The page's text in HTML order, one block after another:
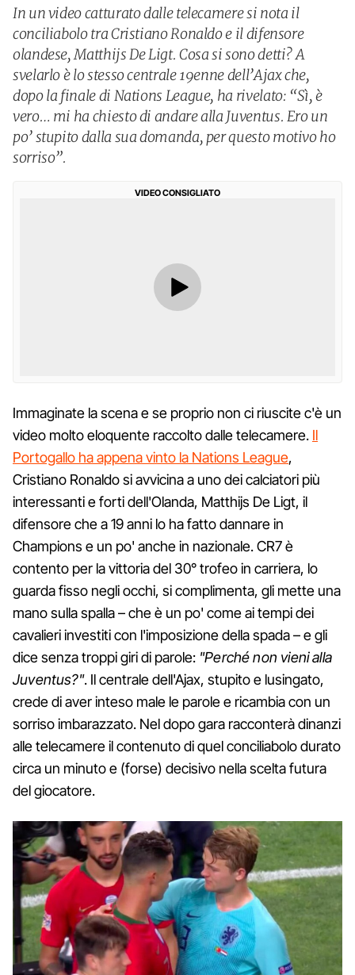
In un video catturato dalle telecamere si nota il
conciliabolo tra Cristiano Ronaldo e il difensore
olandese, Matthijs De Ligt. Cosa si sono detti? A
svelarlo è lo stesso centrale 19enne dell’Ajax che,
dopo la finale di Nations League, ha rivelato: “Sì, è
vero… mi ha chiesto di andare alla Juventus. Ero un
po’ stupito dalla sua domanda, per questo motivo ho
sorriso”.
VIDEO CONSIGLIATO
Immaginate la scena e se proprio non ci riuscite c'è un
video molto eloquente raccolto dalle telecamere. Il
Portogallo ha appena vinto la Nations League,
Cristiano Ronaldo si avvicina a uno dei calciatori più
interessanti e forti dell'Olanda, Matthijs De Ligt, il
difensore che a 19 anni lo ha fatto dannare in
Champions e un po' anche in nazionale. CR7 è
contento per la vittoria del 30° trofeo in carriera, lo
guarda fisso negli occhi, si complimenta, gli mette una
mano sulla spalla – che è un po' come ai tempi dei
cavalieri investiti con l'imposizione della spada – e gli
dice senza troppi giri di parole: "Perché non vieni alla
Juventus?". Il centrale dell'Ajax, stupito e lusingato,
crede di aver inteso male le parole e ricambia con un
sorriso imbarazzato. Nel dopo gara racconterà dinanzi
alle telecamere il contenuto di quel conciliabolo durato
circa un minuto e (forse) decisivo nella scelta futura
del giocatore.